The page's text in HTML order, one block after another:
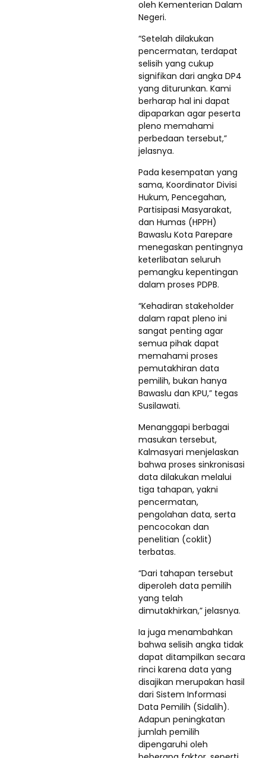
oleh Kementerian Dalam
Negeri.
“Setelah dilakukan
pencermatan, terdapat
selisih yang cukup
signifikan dari angka DP4
yang diturunkan. Kami
berharap hal ini dapat
dipaparkan agar peserta
pleno memahami
perbedaan tersebut,”
jelasnya.
Pada kesempatan yang
sama, Koordinator Divisi
Hukum, Pencegahan,
Partisipasi Masyarakat,
dan Humas (HPPH)
Bawaslu Kota Parepare
menegaskan pentingnya
keterlibatan seluruh
pemangku kepentingan
dalam proses PDPB.
“Kehadiran stakeholder
dalam rapat pleno ini
sangat penting agar
semua pihak dapat
memahami proses
pemutakhiran data
pemilih, bukan hanya
Bawaslu dan KPU,” tegas
Susilawati.
Menanggapi berbagai
masukan tersebut,
Kalmasyari menjelaskan
bahwa proses sinkronisasi
data dilakukan melalui
tiga tahapan, yakni
pencermatan,
pengolahan data, serta
pencocokan dan
penelitian (coklit)
terbatas.
“Dari tahapan tersebut
diperoleh data pemilih
yang telah
dimutakhirkan,” jelasnya.
Ia juga menambahkan
bahwa selisih angka tidak
dapat ditampilkan secara
rinci karena data yang
disajikan merupakan hasil
dari Sistem Informasi
Data Pemilih (Sidalih).
Adapun peningkatan
jumlah pemilih
dipengaruhi oleh